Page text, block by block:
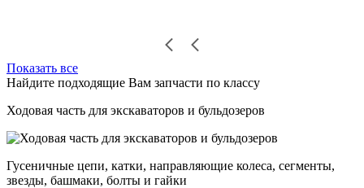
Показать все
Найдите подходящие Вам запчасти по классу
Ходовая часть для экскаваторов и бульдозеров
Гусеничные цепи, катки, направляющие колеса, сегменты,
звезды, башмаки, болты и гайки